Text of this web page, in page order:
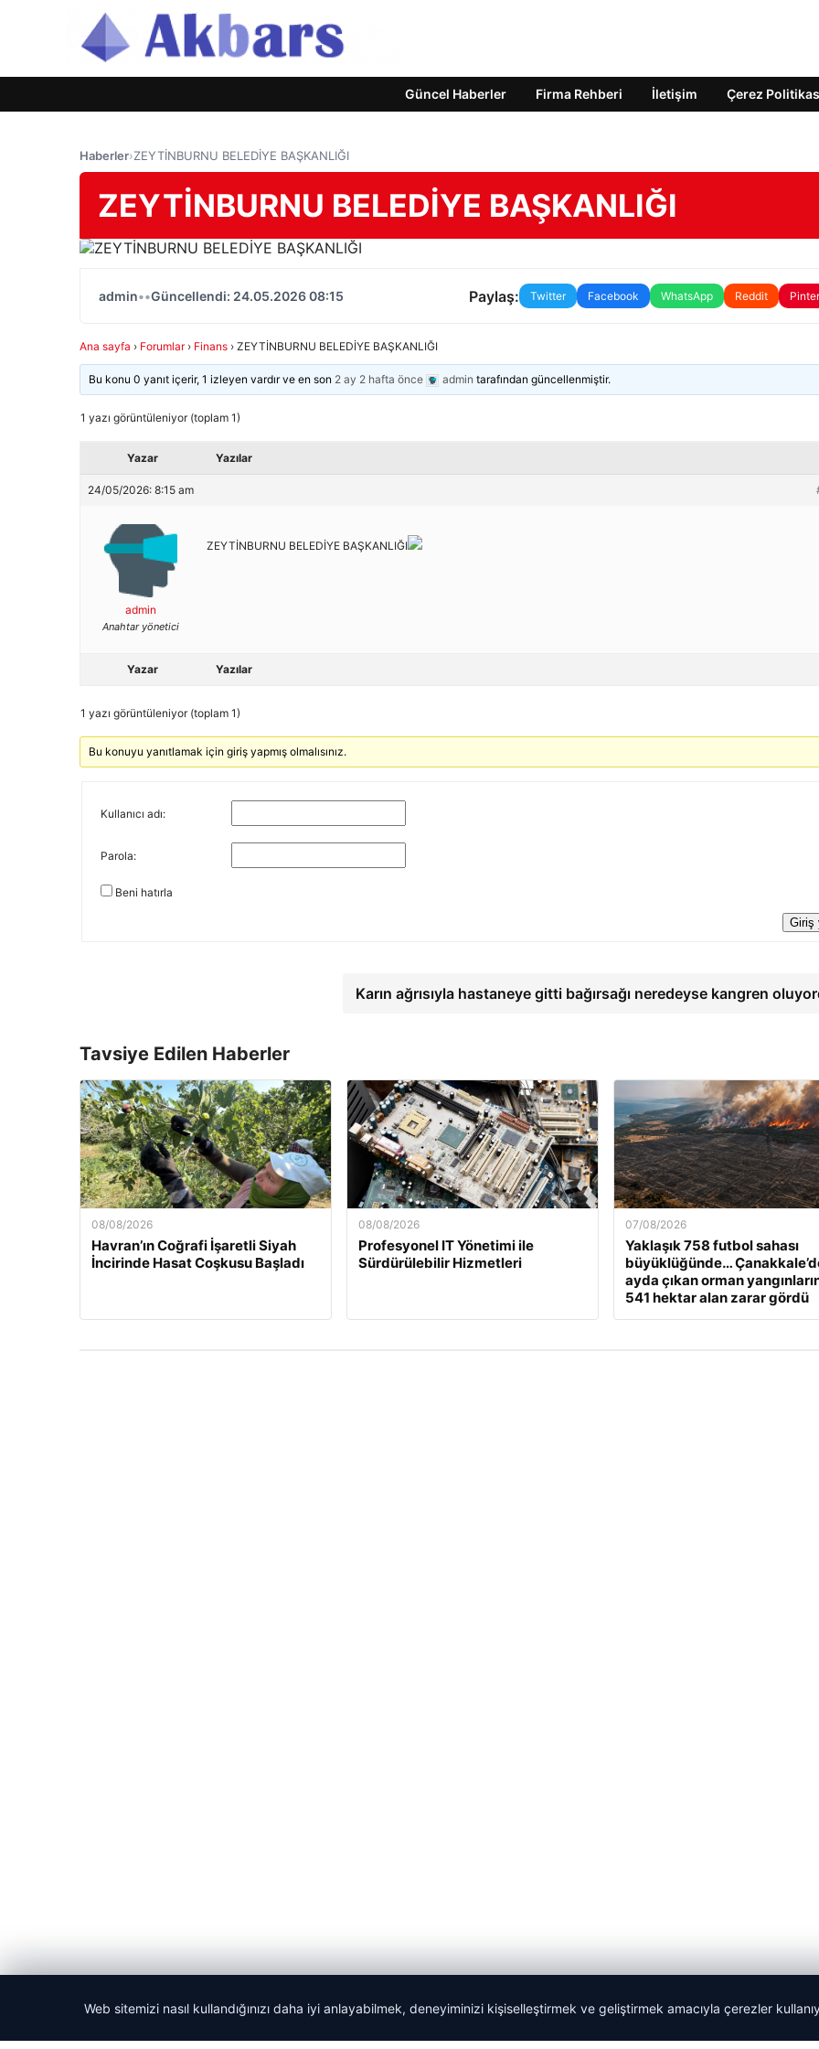
Güncel Haberler Firma Rehberi İletişim Çerez
Haberler›ZEYTİNBURNU BELEDİYE BAŞKANLIĞI
ZEYTİNBURNU BELEDİYE BAŞKANLIĞI
admin••Güncellendi: 24.05.2026 08:15 Paylaş: Twitter Facebook WhatsApp Reddit
Ana sayfa › Forumlar › Finans › ZEYTİNBURNU BELEDİYE BAŞKANLIĞI
Bu konu 0 yanıt içerir, 1 izleyen vardır ve en son 2 ay 2 hafta önce admin tarafından güncellenmiştir.
1 yazı görüntüleniyor (toplam 1)
Yazar Yazılar
24/05/2026: 8:15 am
admin
Anahtar yönetici
ZEYTİNBURNU BELEDİYE BAŞKANLIĞI
Yazar Yazılar
1 yazı görüntüleniyor (toplam 1)
Bu konuyu yanıtlamak için giriş yapmış olmalısınız.
Kullanıcı adı:
Parola:
Beni hatırla
Giriş
Karın ağrısıyla hastaneye gitti bağırsağı neredeyse kangren
Tavsiye Edilen Haberler
08/08/2026
Havran’ın Coğrafi İşaretli Siyah
İncirinde Hasat Coşkusu Başladı
08/08/2026
Profesyonel IT Yönetimi ile
Sürdürülebilir Hizmetleri
07/08/2026
Yaklaşık 758 futbol sahası
büyüklüğünde…
ayda çıkan orman
541 hektar alan zarar gördü
Web sitemizi nasıl kullandığınızı daha iyi anlayabilmek, deneyiminizi kişiselleştirmek ve geliştirmek amacıyla çerezler